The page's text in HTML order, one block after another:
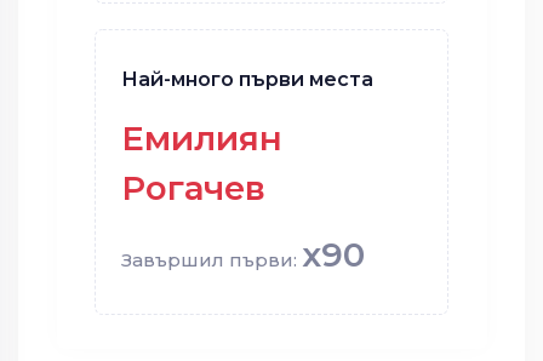
Най-много първи места
Емилиян
Рогачев
Завършил първи: x90